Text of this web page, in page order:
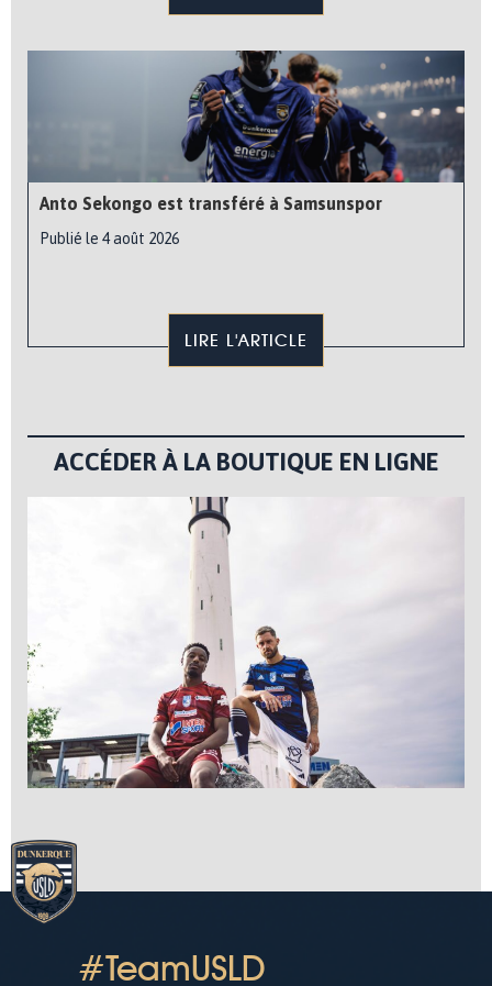
Anto Sekongo est transféré à Samsunspor
Publié le 4 août 2026
LIRE L'ARTICLE
ACCÉDER À LA BOUTIQUE EN LIGNE
#TeamUSLD